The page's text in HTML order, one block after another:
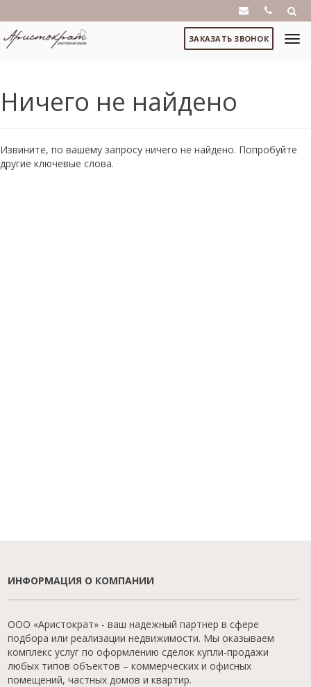
ЗАКАЗАТЬ ЗВОНОК
Ничего не найдено
Извините, по вашему запросу ничего не найдено. Попробуйте
другие ключевые слова.
ИНФОРМАЦИЯ О КОМПАНИИ
ООО «Аристократ» - ваш надежный партнер в сфере
подбора или реализации недвижимости. Мы оказываем
комплекс услуг по оформлению сделок купли-продажи
любых типов объектов – коммерческих и офисных
помещений, частных домов и квартир.